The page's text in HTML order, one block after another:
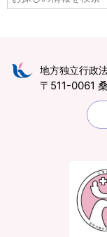
地方独立行政
〒511-0061